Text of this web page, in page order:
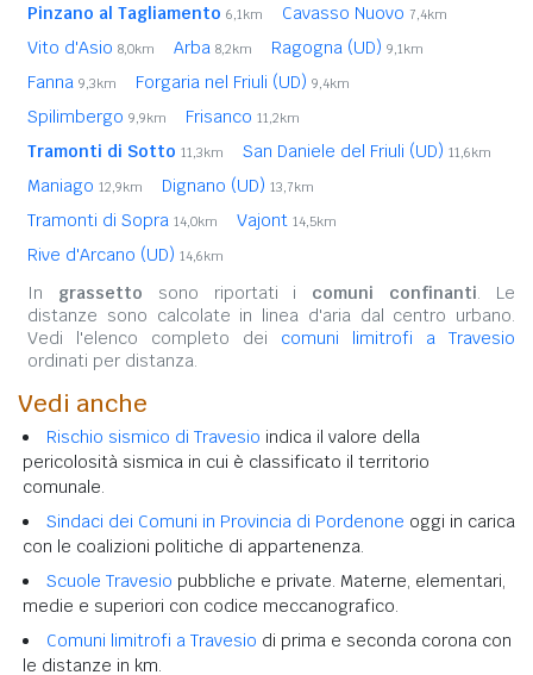
Pinzano al Tagliamento 6,1km Cavasso Nuovo 7,4km
Vito d'Asio 8,0km Arba 8,2km Ragogna (UD) 9,1km
Fanna 9,3km Forgaria nel Friuli (UD) 9,4km
Spilimbergo 9,9km Frisanco 11,2km
Tramonti di Sotto 11,3km San Daniele del Friuli (UD) 11,6km
Maniago 12,9km Dignano (UD) 13,7km
Tramonti di Sopra 14,0km Vajont 14,5km
Rive d'Arcano (UD) 14,6km
In grassetto sono riportati i comuni confinanti. Le
distanze sono calcolate in linea d'aria dal centro urbano.
Vedi l'elenco completo dei comuni limitrofi a Travesio
ordinati per distanza.
Vedi anche
Rischio sismico di Travesio indica il valore della
pericolosità sismica in cui è classificato il territorio
comunale.
Sindaci dei Comuni in Provincia di Pordenone oggi in carica
con le coalizioni politiche di appartenenza.
Scuole Travesio pubbliche e private. Materne, elementari,
medie e superiori con codice meccanografico.
Comuni limitrofi a Travesio di prima e seconda corona con
le distanze in km.